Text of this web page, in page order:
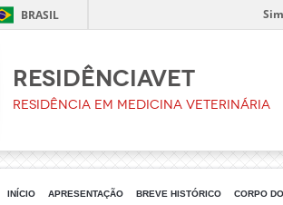
BRASIL
ResidênciaVet
Residência em Medicina Veterinária
INÍCIO APRESENTAÇÃO BREVE HISTÓRICO CORPO